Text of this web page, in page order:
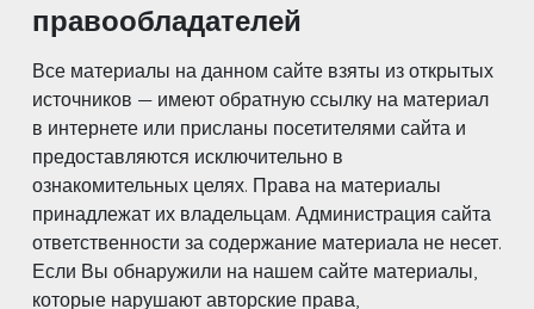
правообладателей
Все материалы на данном сайте взяты из открытых
источников — имеют обратную ссылку на материал
в интернете или присланы посетителями сайта и
предоставляются исключительно в
ознакомительных целях. Права на материалы
принадлежат их владельцам. Администрация сайта
ответственности за содержание материала не несет.
Если Вы обнаружили на нашем сайте материалы,
которые нарушают авторские права,